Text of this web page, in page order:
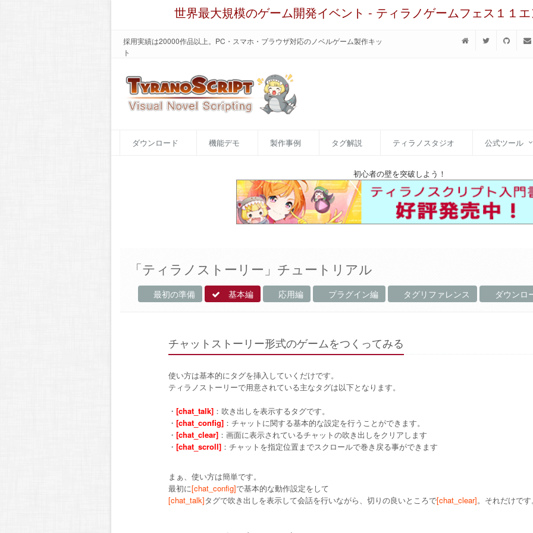
世界最大規模のゲーム開発イベント - ティラノゲームフェス１１
採用実績は20000作品以上。PC・スマホ・ブラウザ対応のノベルゲーム製作キッ
ト
ダウンロード 機能デモ 製作事例 タグ解説 ティラノスタジオ 公式ツール
初心者の壁を突破しよう！
「ティラノストーリー」チュートリアル
最初の準備 基本編 応用編 プラグイン編 タグリファレンス ダウンロ
チャットストーリー形式のゲームをつくってみる
使い方は基本的にタグを挿入していくだけです。
ティラノストーリーで用意されている主なタグは以下となります。
・ [chat_talk]：吹き出しを表示するタグです。
・ [chat_config]：チャットに関する基本的な設定を行うことができます。
・ [chat_clear]：画面に表示されているチャットの吹き出しをクリアします
・ [chat_scroll]：チャットを指定位置までスクロールで巻き戻る事ができます
まぁ、使い方は簡単です。
最初に[chat_config]で基本的な動作設定をして
[chat_talk]タグで吹き出しを表示して会話を行いながら、切りの良いところで[chat_clear]。それだけで